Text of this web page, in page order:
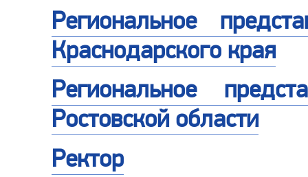
Региональное
Краснодарского края
Региональное
Ростовской области
Ректор